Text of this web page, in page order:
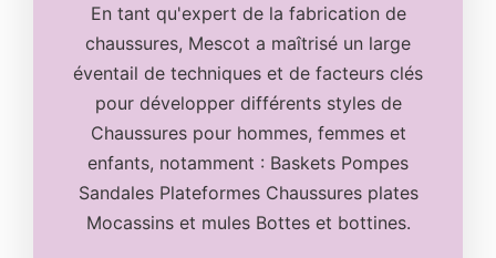
En tant qu'expert de la fabrication de
chaussures, Mescot a maîtrisé un large
éventail de techniques et de facteurs clés
pour développer différents styles de
Chaussures pour hommes, femmes et
enfants, notamment : Baskets Pompes
Sandales Plateformes Chaussures plates
Mocassins et mules Bottes et bottines.